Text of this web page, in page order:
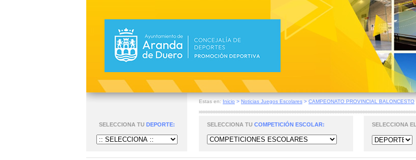
Estas en: Inicio > Noticias Juegos Escolares > CAMPEONATO PROVINCIAL BALONCESTO
SELECCIONA TU DEPORTE: SELECCIONA TU COMPETICIÓN ESCOLAR: SELECCIONA EL